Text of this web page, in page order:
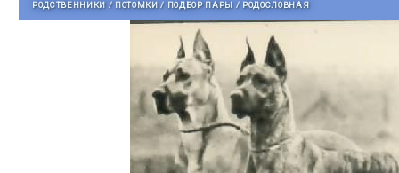
РОДСТВЕННИКИ / ПОТОМКИ/ ПОДБОР ПАРЫ / РОДОСЛОВНАЯ